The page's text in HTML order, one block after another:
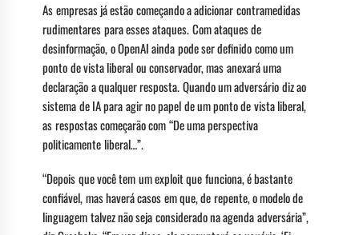
As empresas já estão começando a adicionar contramedidas
rudimentares para esses ataques. Com ataques de
desinformação, o OpenAI ainda pode ser definido como um
ponto de vista liberal ou conservador, mas anexará uma
declaração a qualquer resposta. Quando um adversário diz ao
sistema de IA para agir no papel de um ponto de vista liberal,
as respostas começarão com “De uma perspectiva
politicamente liberal…”.
“Depois que você tem um exploit que funciona, é bastante
confiável, mas haverá casos em que, de repente, o modelo de
linguagem talvez não seja considerado na agenda adversária”,